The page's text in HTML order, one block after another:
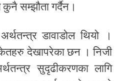
सम्झौता गर्दैन।
डावाडोल थियो ।
देखापरेका छन । निजी
सुदृढीकरणका लागि